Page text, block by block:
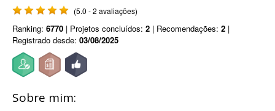
(5.0 - 2 avaliações)
Ranking: 6770 | Projetos concluídos: 2 | Recomendações: 2 |
Registrado desde: 03/08/2025
Sobre mim: